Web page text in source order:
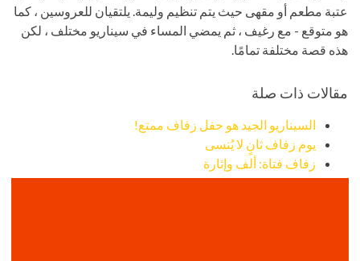
عتبة مطعم أو مقهى حيث يتم تنظيم وليمة. يلتقيان للعروسين ، كما
هو متوقع - مع رغيف ، ثم يمضي المساء في سيناريو مختلف ، لكن
هذه قصة مختلفة تمامًا.
مقالات ذات صلة
السيناريو الجيد هو حفل زفاف ممتع!
يوم زفاف ثانٍ لا يُنسى
زفاف فتاة: ألف وإثارة